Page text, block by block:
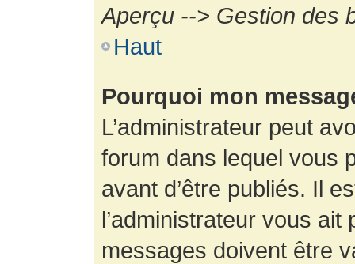
Aperçu --> Gestion des
Haut
Pourquoi mon
L’administrateur peut
forum dans lequel vous
avant d’être publiés. Il
l’administrateur vous
messages doivent être